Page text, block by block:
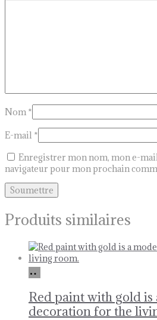
Nom *
E-mail *
Enregistrer mon nom, mon e-
navigateur pour mon prochain
Produits similaires
Ajouter
au
panier
Red paint with gold
decoration for the